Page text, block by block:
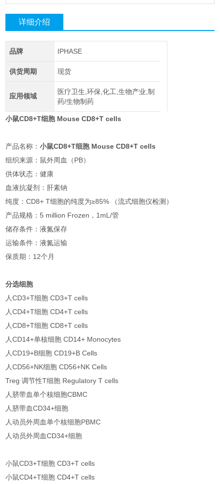
详细介绍
品牌 IPHASE
供货周期 现货
应用领域
医疗卫生,环保,化工,生物产业,制
药/生物制药
小鼠CD8+T细胞 Mouse CD8+T cells
产品名称：小鼠CD8+T细胞 Mouse CD8+T cells
组织来源：鼠外周血（PB）
供体状态：健康
血液抗凝剂：肝素钠
纯度：CD8+ T细胞的纯度为≥85% （流式细胞仪检测）
产品规格：5 million Frozen，1mL/管
储存条件：液氮保存
运输条件：液氮运输
保质期：12个月
分选细胞
人CD3+T细胞 CD3+T cells
人CD4+T细胞 CD4+T cells
人CD8+T细胞 CD8+T cells
人CD14+单核细胞 CD14+ Monocytes
人CD19+B细胞 CD19+B Cells
人CD56+NK细胞 CD56+NK Cells
Treg 调节性T细胞 Regulatory T cells
人脐带血单个核细胞CBMC
人脐带血CD34+细胞
人动员外周血单个核细胞PBMC
人动员外周血CD34+细胞
小鼠CD3+T细胞 CD3+T cells
小鼠CD4+T细胞 CD4+T cells